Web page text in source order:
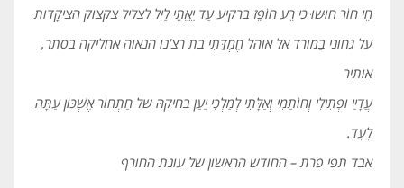
חֵי חוֹר חוּשוּ כי רֵע חוֹ­פֵז ברקיע עַד יֶאֱתֵי לַיִל לצליל צקצוק הציקָדות
על גחוני בַמורד אל אוהל חֶמְדַּתִּי בת רצ’נו הנאוה אחליקה בסתר,
אותיר
עֲדָיַי וּפְתִילִי וְחוֹתַמִי וְאַלָּתִי לְמַלְכִּי יַעַן בחיקהּ של חַתְחוֹר אֶשְׁכּוֹן עַתָּה
לָעָד.
אבד תפי פרת – החודש הראשון של עונת החורף